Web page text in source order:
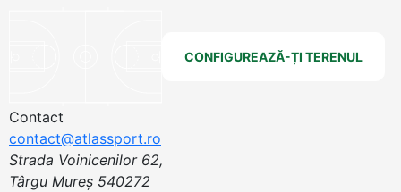
CONFIGUREAZĂ-ȚI TERENUL
Contact
contact@atlassport.ro
Strada Voinicenilor 62,
Târgu Mureș 540272